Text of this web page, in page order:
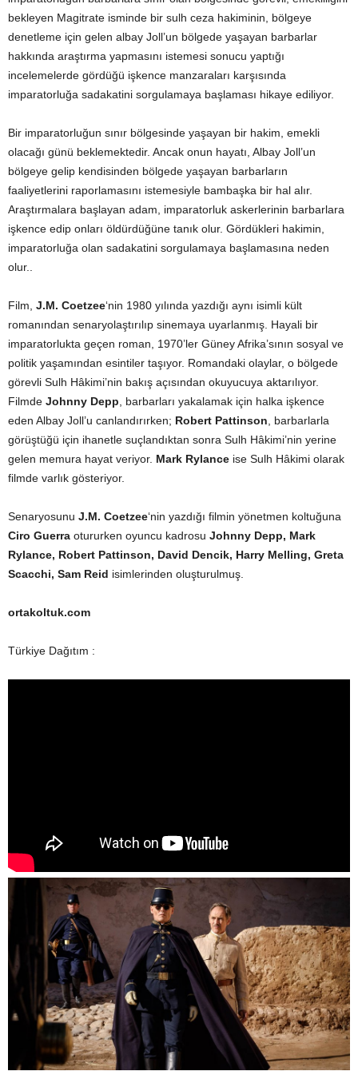
bekleyen Magitrate isminde bir sulh ceza hakiminin, bölgeye
denetleme için gelen albay Joll’un bölgede yaşayan barbarlar
hakkında araştırma yapmasını istemesi sonucu yaptığı
incelemelerde gördüğü işkence manzaraları karşısında
imparatorluğa sadakatini sorgulamaya başlaması hikaye ediliyor.
Bir imparatorluğun sınır bölgesinde yaşayan bir hakim, emekli
olacağı günü beklemektedir. Ancak onun hayatı, Albay Joll’un
bölgeye gelip kendisinden bölgede yaşayan barbarların
faaliyetlerini raporlamasını istemesiyle bambaşka bir hal alır.
Araştırmalara başlayan adam, imparatorluk askerlerinin barbarlara
işkence edip onları öldürdüğüne tanık olur. Gördükleri hakimin,
imparatorluğa olan sadakatini sorgulamaya başlamasına neden
olur..
Film, J.M. Coetzee‘nin 1980 yılında yazdığı aynı isimli kült
romanından senaryolaştırılıp sinemaya uyarlanmış. Hayali bir
imparatorlukta geçen roman, 1970’ler Güney Afrika’sının sosyal ve
politik yaşamından esintiler taşıyor. Romandaki olaylar, o bölgede
görevli Sulh Hâkimi’nin bakış açısından okuyucuya aktarılıyor.
Filmde Johnny Depp , barbarları yakalamak için halka işkence
eden Albay Joll’u canlandırırken; Robert Pattinson , barbarlarla
görüştüğü için ihanetle suçlandıktan sonra Sulh Hâkimi’nin yerine
gelen memura hayat veriyor. Mark Rylance ise Sulh Hâkimi olarak
filmde varlık gösteriyor.
Senaryosunu J.M. Coetzee‘nin yazdığı filmin yönetmen koltuğuna
Ciro Guerra otururken oyuncu kadrosu Johnny Depp, Mark
Rylance, Robert Pattinson, David Dencik, Harry Melling, Greta
Scacchi, Sam Reid isimlerinden oluşturulmuş.
ortakoltuk.com
Türkiye Dağıtım :